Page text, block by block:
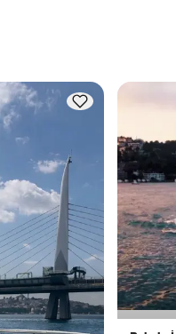
Crew.